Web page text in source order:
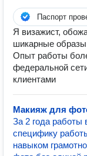
Паспорт
Я визажист,
шикарные образы
Опыт работы
федеральной
клиентами
Макияж для
За 2 года работы
специфику
навыком